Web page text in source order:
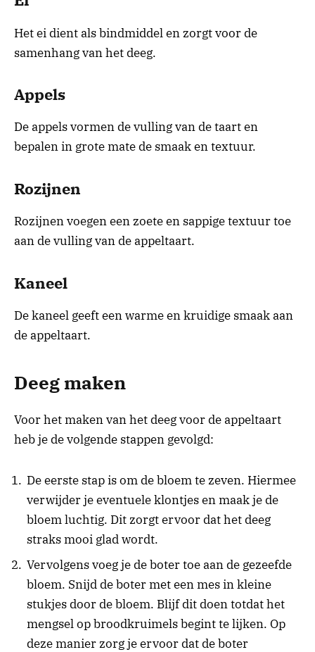
Het ei dient als bindmiddel en zorgt voor de
samenhang van het deeg.
Appels
De appels vormen de vulling van de taart en
bepalen in grote mate de smaak en textuur.
Rozijnen
Rozijnen voegen een zoete en sappige textuur toe
aan de vulling van de appeltaart.
Kaneel
De kaneel geeft een warme en kruidige smaak aan
de appeltaart.
Deeg maken
Voor het maken van het deeg voor de appeltaart
heb je de volgende stappen gevolgd:
De eerste stap is om de bloem te zeven. Hiermee
verwijder je eventuele klontjes en maak je de
bloem luchtig. Dit zorgt ervoor dat het deeg
straks mooi glad wordt.
Vervolgens voeg je de boter toe aan de gezeefde
bloem. Snijd de boter met een mes in kleine
stukjes door de bloem. Blijf dit doen totdat het
mengsel op broodkruimels begint te lijken. Op
deze manier zorg je ervoor dat de boter